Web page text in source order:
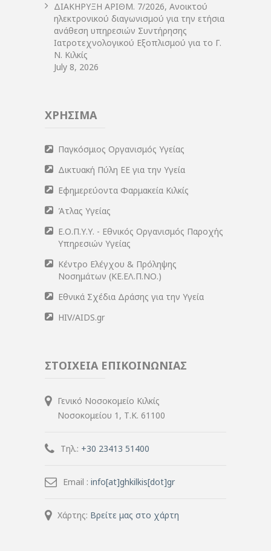
ΔIΑΚΗΡΥΞΗ ΑΡIΘΜ. 7/2026, Ανοικτού
ηλεκτρονικού διαγωνισμού για την ετήσια
ανάθεση υπηρεσιών Συντήρησης
Ιατροτεχνολογικού Εξοπλισμού για το Γ.
Ν. Κιλκίς
July 8, 2026
ΧΡΗΣΙΜΑ
Παγκόσμιος Οργανισμός Υγείας
Δικτυακή Πύλη ΕΕ για την Υγεία
Εφημερεύοντα Φαρμακεία Κιλκίς
Άτλας Υγείας
Ε.Ο.Π.Υ.Υ. - Εθνικός Οργανισμός Παροχής
Υπηρεσιών Υγείας
Κέντρο Ελέγχου & Πρόληψης
Νοσημάτων (ΚΕ.ΕΛ.Π.ΝΟ.)
Εθνικά Σχέδια Δράσης για την Υγεία
HIV/AIDS.gr
ΣΤΟΙΧΕΙΑ ΕΠΙΚΟΙΝΩΝΙΑΣ
Γενικό Νοσοκομείο Κιλκίς
Νοσοκομείου 1, Τ.Κ. 61100
Τηλ.: +30 23413 51400
Email : info[at]ghkilkis[dot]gr
Χάρτης: Βρείτε μας στο χάρτη